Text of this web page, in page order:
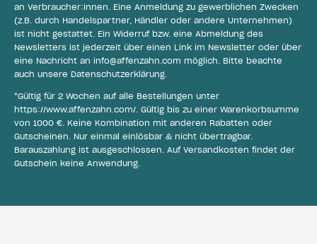
an Verbraucher:innen. Eine Anmeldung zu gewerblichen Zwecken
(z.B. durch Handelspartner, Händler oder andere Unternehmen)
ist nicht gestattet. Ein Widerruf bzw. eine Abmeldung des
Newsletters ist jederzeit über einen Link im Newsletter oder über
eine Nachricht an info@affenzahn.com möglich. Bitte beachte
auch unsere Datenschutzerklärung.
*Gültig für 2 Wochen auf alle Bestellungen unter
https://www.affenzahn.com/. Gültig bis zu einer Warenkorbsumme
von 1000 €. Keine Kombination mit anderen Rabatten oder
Gutscheinen. Nur einmal einlösbar & nicht übertragbar.
Barauszahlung ist ausgeschlossen. Auf Versandkosten findet der
Gutschein keine Anwendung.